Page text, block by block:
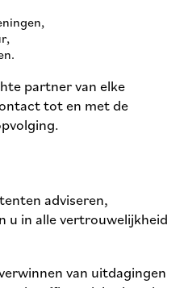
partner van elke
tot en met de
adviseren,
u in alle vertrouwelijkheid
van uitdagingen